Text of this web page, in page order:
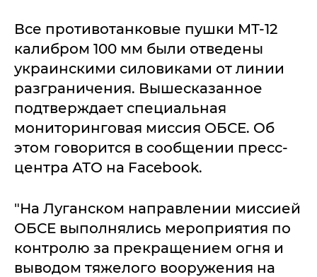
Все противотанковые пушки МТ-12
калибром 100 мм были отведены
украинскими силовиками от линии
разграничения. Вышесказанное
подтверждает специальная
мониторинговая миссия ОБСЕ. Об
этом говорится в сообщении пресс-
центра АТО на Facebook.
"На Луганском направлении миссией
ОБСЕ выполнялись мероприятия по
контролю за прекращением огня и
выводом тяжелого вооружения на